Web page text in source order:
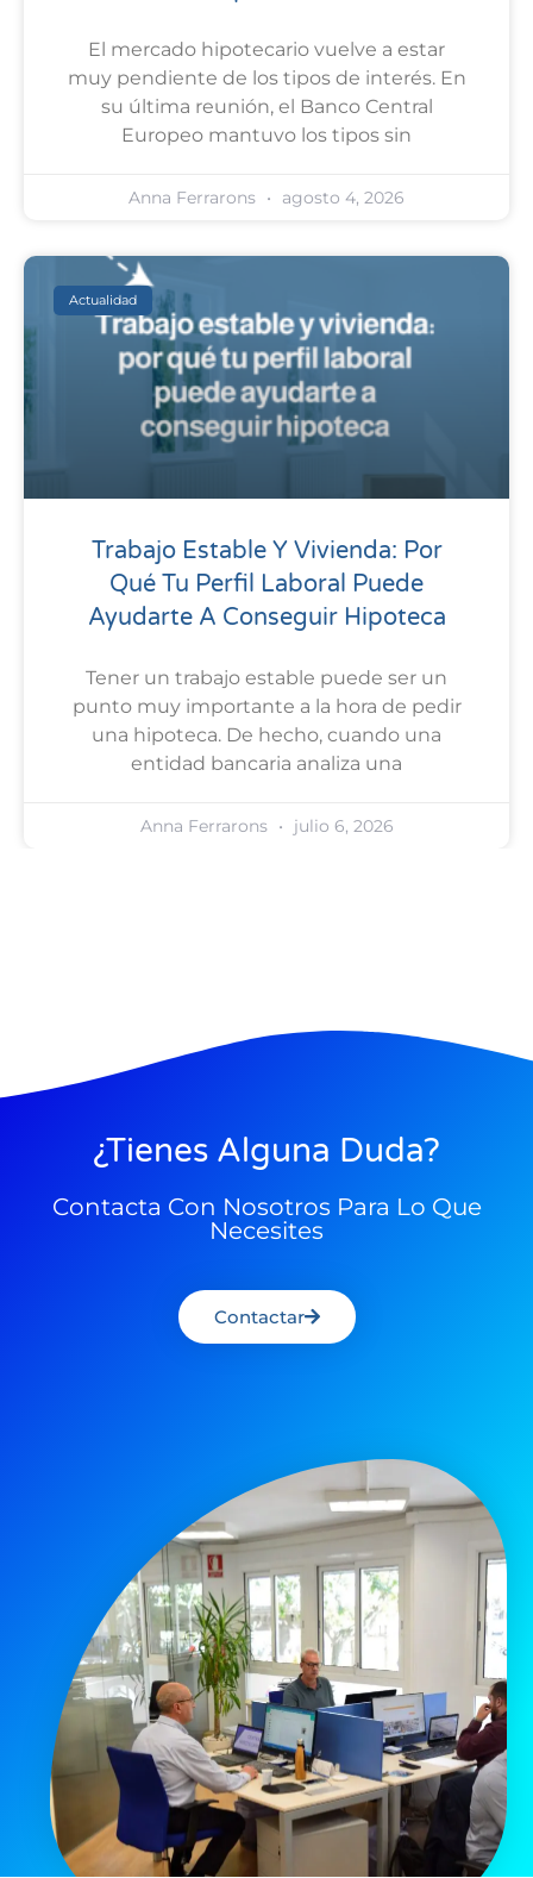
El mercado hipotecario vuelve a estar
muy pendiente de los tipos de interés. En
su última reunión, el Banco Central
Europeo mantuvo los tipos sin
Anna Ferrarons agosto 4, 2026
Actualidad
Trabajo Estable Y Vivienda: Por
Qué Tu Perfil Laboral Puede
Ayudarte A Conseguir Hipoteca
Tener un trabajo estable puede ser un
punto muy importante a la hora de pedir
una hipoteca. De hecho, cuando una
entidad bancaria analiza una
Anna Ferrarons julio 6, 2026
¿Tienes Alguna Duda?
Contacta Con Nosotros Para Lo Que
Necesites
Contactar